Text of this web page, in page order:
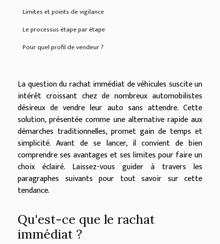
Limites et points de vigilance
Le processus étape par étape
Pour quel profil de vendeur ?
La question du rachat immédiat de véhicules suscite un
intérêt croissant chez de nombreux automobilistes
désireux de vendre leur auto sans attendre. Cette
solution, présentée comme une alternative rapide aux
démarches traditionnelles, promet gain de temps et
simplicité. Avant de se lancer, il convient de bien
comprendre ses avantages et ses limites pour faire un
choix éclairé. Laissez-vous guider à travers les
paragraphes suivants pour tout savoir sur cette
tendance.
Qu'est-ce que le rachat
immédiat ?